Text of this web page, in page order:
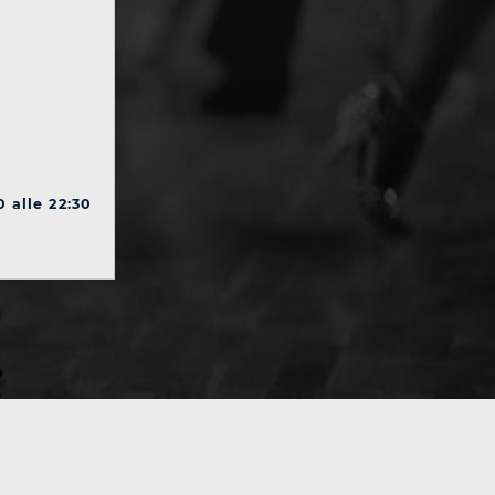
alle 22:30